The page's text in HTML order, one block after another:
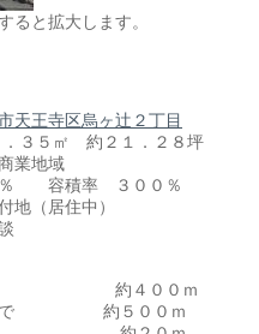
ると拡大します。
天王寺区烏ヶ辻２丁目
５㎡ 約２１．２８坪
業地域
容積率 ３００％
居住中）
約４００ｍ
で 約５００ｍ